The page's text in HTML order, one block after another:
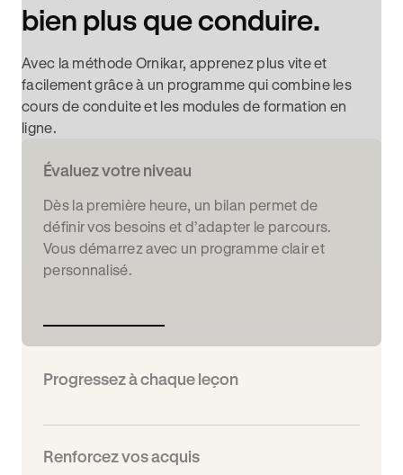
bien plus que conduire.
Avec la méthode Ornikar, apprenez plus vite et
facilement grâce à un programme qui combine les
cours de conduite et les modules de formation en
ligne.
Évaluez votre niveau
Dès la première heure, un bilan permet de
définir vos besoins et d’adapter le parcours.
Vous démarrez avec un programme clair et
personnalisé.
Progressez à chaque leçon
Renforcez vos acquis